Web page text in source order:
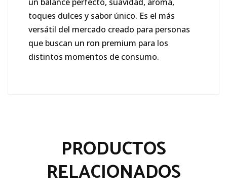
toques dulces y sabor único. Es el más
versátil del mercado creado para personas
que buscan un ron premium para los
distintos momentos de consumo.
PRODUCTOS
RELACIONADOS